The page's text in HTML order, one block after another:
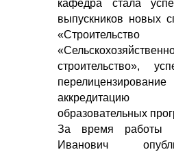
кафедра стала
выпускников новых
строительство»,
образовательных
За время работы
Иванович